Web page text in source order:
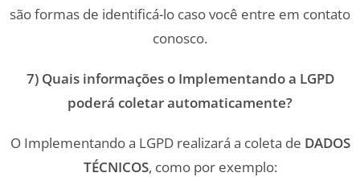
são formas de identificá-lo caso você entre em contato
conosco.
7) Quais informações o Implementando a LGPD
poderá coletar automaticamente?
O Implementando a LGPD realizará a coleta de DADOS
TÉCNICOS, como por exemplo: